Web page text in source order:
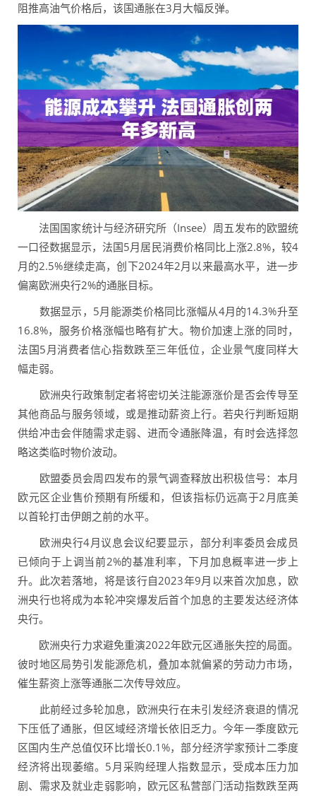
阻推高油气价格后，该国通胀在3月大幅反弹。
法国国家统计与经济研究所（Insee）周五发布的欧盟统
一口径数据显示，法国5月居民消费价格同比上涨2.8%，较4
月的2.5%继续走高，创下2024年2月以来最高水平，进一步
偏离欧洲央行2%的通胀目标。
数据显示，5月能源类价格同比涨幅从4月的14.3%升至
16.8%，服务价格涨幅也略有扩大。物价加速上涨的同时，
法国5月消费者信心指数跌至三年低位，企业景气度同样大
幅走弱。
欧洲央行政策制定者将密切关注能源涨价是否会传导至
其他商品与服务领域，或是推动薪资上行。若央行判断短期
供给冲击会伴随需求走弱、进而令通胀降温，有时会选择忽
略这类临时物价波动。
欧盟委员会周四发布的景气调查释放出积极信号：本月
欧元区企业售价预期有所缓和，但该指标仍远高于2月底美
以首轮打击伊朗之前的水平。
欧洲央行4月议息会议纪要显示，部分利率委员会成员
已倾向于上调当前2%的基准利率，下月加息概率进一步上
升。此次若落地，将是该行自2023年9月以来首次加息，欧
洲央行也将成为本轮冲突爆发后首个加息的主要发达经济体
央行。
欧洲央行力求避免重演2022年欧元区通胀失控的局面。
彼时地区局势引发能源危机，叠加本就偏紧的劳动力市场，
催生薪资上涨等通胀二次传导效应。
此前经过多轮加息，欧洲央行在未引发经济衰退的情况
下压低了通胀，但区域经济增长依旧乏力。今年一季度欧元
区国内生产总值仅环比增长0.1%，部分经济学家预计二季度
经济将出现萎缩。5月采购经理人指数显示，受成本压力加
剧、需求及就业走弱影响，欧元区私营部门活动指数跌至两